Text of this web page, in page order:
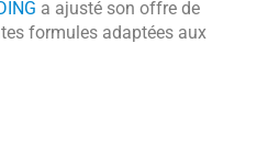
a ajusté son offre de
formules adaptées aux